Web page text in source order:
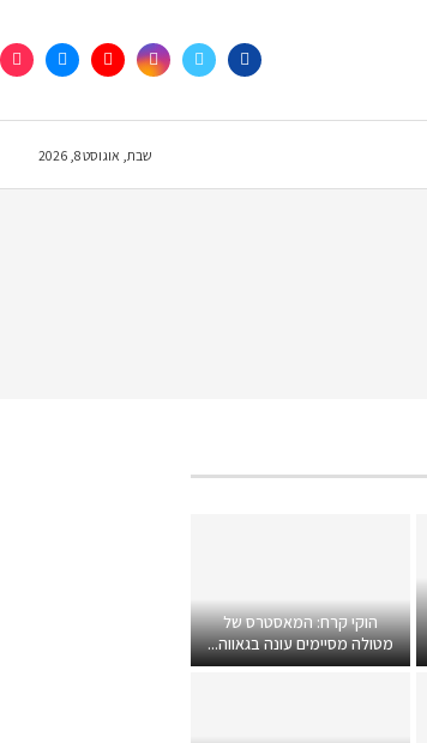
שבת, אוגוסט 8, 2026
הוקי קרח: המאסטרס של
מטולה מסיימים עונה בגאווה...